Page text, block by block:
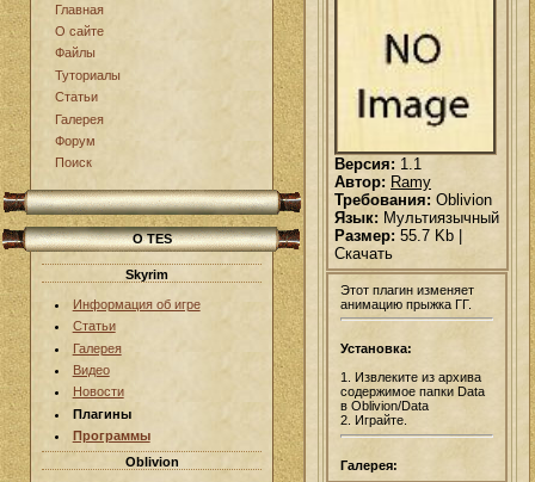
Главная
О сайте
Файлы
Туториалы
Статьи
Галерея
Форум
Поиск
О TES
Skyrim
Информация об игре
Статьи
Галерея
Видео
Новости
Плагины
Программы
Oblivion
Версия: 1.1
Автор: Ramy
Требования: Oblivion
Язык: Мультиязычный
Размер: 55.7 Kb |
Скачать
Этот плагин изменяет
анимацию прыжка ГГ.
Установка:
1. Извлеките из архива
содержимое папки Data
в Oblivion/Data
2. Играйте.
Галерея: